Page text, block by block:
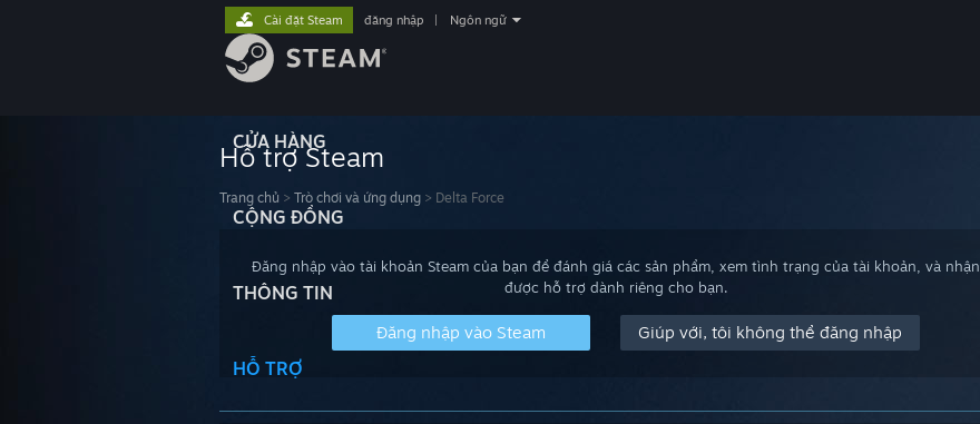
CỬA HÀNG
CỘNG ĐỒNG
THÔNG TIN
HỖ TRỢ
Cài đặt Steam đăng nhập Ngôn ngữ
Hỗ trợ Steam
Trang chủ > Trò chơi và ứng dụng > Delta Force
Đăng nhập vào tài khoản Steam của bạn để đánh giá các sản phẩm, xem tình trạng của tài khoản, và nhận
được hỗ trợ dành riêng cho bạn.
Đăng nhập vào Steam Giúp với, tôi không thể đăng nhập